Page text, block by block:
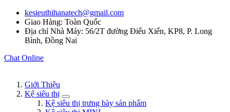
kesieuthihanatech@gmail.com
Giao Hàng: Toàn Quốc
Địa chỉ Nhà Máy: 56/2T đường Điểu Xiển, KP8, P. Long
Bình, Đồng Nai
Chat Online
Giới Thiệu
Kệ siêu thị
Kệ siêu thị trưng bày sản phẩm